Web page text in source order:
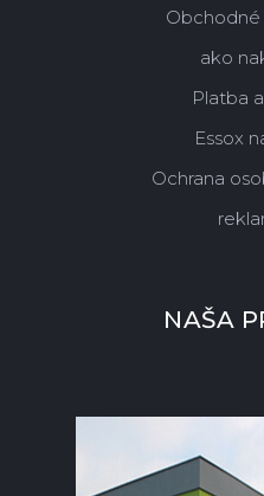
ako
Platba
Essox
Ochrana
NAŠA